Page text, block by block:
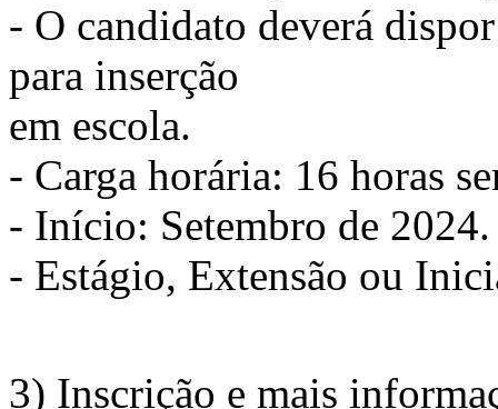
- O candidato deverá
para inserção
em escola.
- Carga horária: 16 horas
- Início: Setembro de 2024.
- Estágio, Extensão ou
3) Inscrição e mais